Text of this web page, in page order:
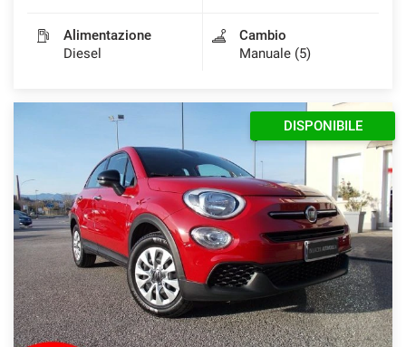
Alimentazione
Diesel
Cambio
Manuale (5)
DISPONIBILE